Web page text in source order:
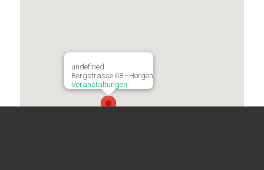
undefined
Bergstrasse 68 - Horgen
Veranstaltungen